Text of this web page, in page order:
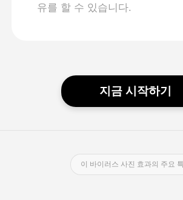
유를 할 수 있습니다.
지금 시작하기
이 바이러스 사진 효과의 주요